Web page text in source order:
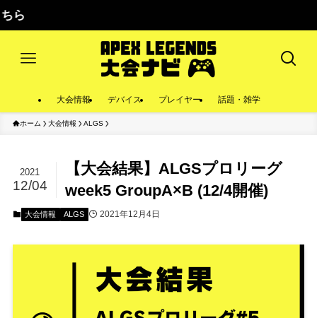
大会情報 デバイス プレイヤー 話題・雑学
ホーム 大会情報 ALGS
【大会結果】ALGSプロリーグ
week5 GroupA×B (12/4開催)
2021
12/04
大会情報 ALGS 2021年12月4日